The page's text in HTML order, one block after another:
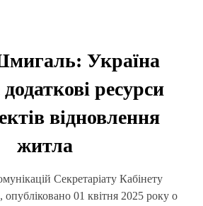
Україна
ресурси
відновлення
житла
Секретаріату Кабінету
опубліковано 01 квітня 2025 року о